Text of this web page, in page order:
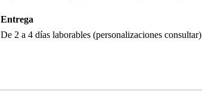
Entrega
De 2 a 4 días laborables (personalizaciones consultar)